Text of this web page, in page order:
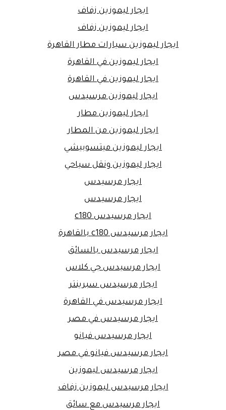
ايجار ليموزين زفاف
ايجار ليموزين زفاف
ايجار ليموزين سيارات مطار القاهرة
ايجار ليموزين في القاهرة
ايجار ليموزين في القاهرة
ايجار ليموزين مرسيدس
ايجار ليموزين مطار
ايجار ليموزين من المطار
ايجار ليموزين ميتسوبيشي
ايجار ليموزين ونقل سياحي
ايجار مرسيدس
ايجار مرسيدس
ايجار مرسيدس c180
ايجار مرسيدس c180 بالقاهرة
ايجار مرسيدس بالسائق
ايجار مرسيدس جي كلاس
ايجار مرسيدس سبرينتر
ايجار مرسيدس في القاهرة
ايجار مرسيدس في مصر
ايجار مرسيدس فيانو
ايجار مرسيدس فيانو في مصر
ايجار مرسيدس ليموزين
ايجار مرسيدس ليموزين زفاف
ايجار مرسيدس مع سائق